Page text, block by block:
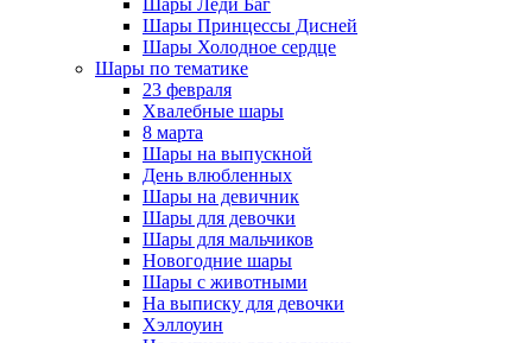
Шары Принцессы Дисней
Шары Холодное сердце
Шары по тематике
23 февраля
Хвалебные шары
8 марта
Шары на выпускной
День влюбленных
Шары на девичник
Шары для девочки
Шары для мальчиков
Новогодние шары
Шары с животными
На выписку для девочки
Хэллоуин